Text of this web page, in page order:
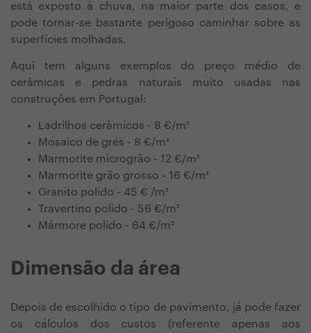
está exposto à chuva, na maior parte dos casos, e
pode tornar-se bastante perigoso caminhar sobre as
superfícies molhadas.
Aqui tem alguns exemplos do preço médio de
cerâmicas e pedras naturais muito usadas nas
construções em Portugal:
Ladrilhos cerâmicos - 8 €/m²
Mosaico de grés - 8 €/m²
Marmorite microgrão - 12 €/m²
Marmorite grão grosso - 16 €/m²
Granito polido - 45 € /m²
Travertino polido - 56 €/m²
Mármore polido - 64 €/m²
Dimensão da área
Depois de escolhido o tipo de pavimento, já pode fazer
os cálculos dos custos (referente apenas aos